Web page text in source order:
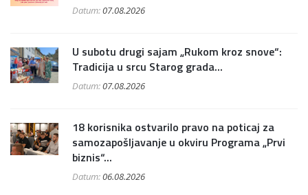
Datum:07.08.2026
U subotu drugi sajam „Rukom kroz snove“:
Tradicija u srcu Starog grada...
Datum:07.08.2026
18 korisnika ostvarilo pravo na poticaj za
samozapošljavanje u okviru Programa „Prvi
biznis“...
Datum:06.08.2026